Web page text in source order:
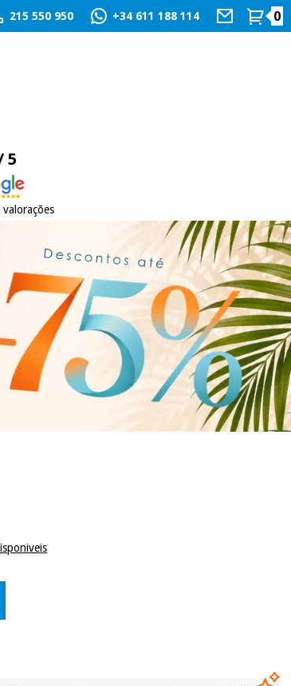
215 550 950 +34 611 188 114 0
5
valorações